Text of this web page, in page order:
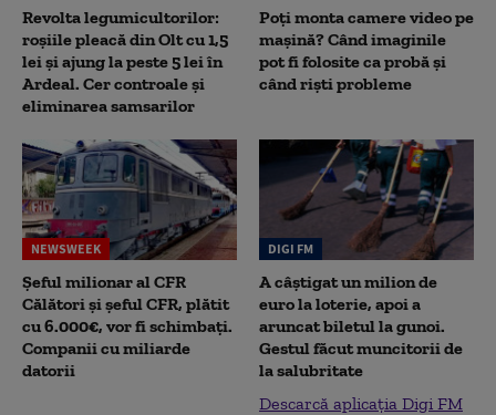
Revolta legumicultorilor:
roșiile pleacă din Olt cu 1,5
lei și ajung la peste 5 lei în
Ardeal. Cer controale și
eliminarea samsarilor
Poți monta camere video pe
mașină? Când imaginile
pot fi folosite ca probă și
când riști probleme
NEWSWEEK
Șeful milionar al CFR
Călători și șeful CFR, plătit
cu 6.000€, vor fi schimbați.
Companii cu miliarde
datorii
DIGI FM
A câștigat un milion de
euro la loterie, apoi a
aruncat biletul la gunoi.
Gestul făcut muncitorii de
la salubritate
Descarcă aplicația Digi FM